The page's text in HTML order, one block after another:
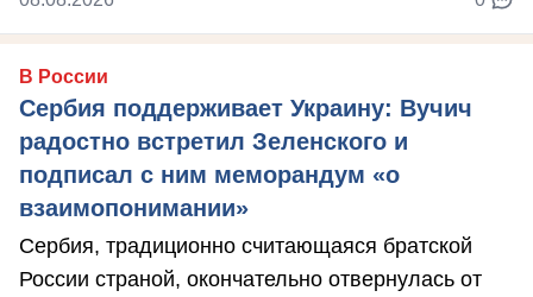
В России
Сербия поддерживает Украину: Вучич
радостно встретил Зеленского и
подписал с ним меморандум «о
взаимопонимании»
Сербия, традиционно считающаяся братской
России страной, окончательно отвернулась от